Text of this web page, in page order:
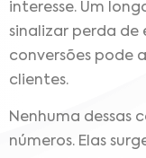
interesse. Um
sinalizar perda de
conversões pode
clientes.
Nenhuma dessas
números. Elas